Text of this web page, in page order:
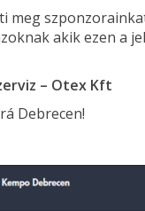
meg
akik ezen a
– Otex Kft
Debrecen!